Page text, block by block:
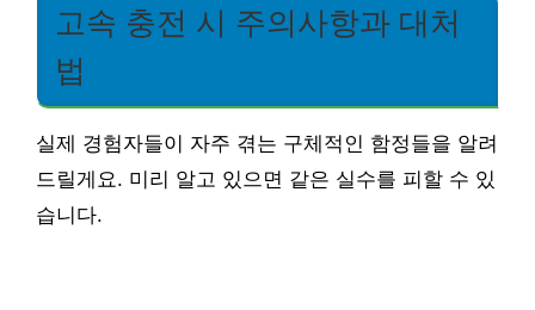
고속 충전 시 주의사항과 대처
법
실제 경험자들이 자주 겪는 구체적인 함정들을 알려
드릴게요. 미리 알고 있으면 같은 실수를 피할 수 있
습니다.